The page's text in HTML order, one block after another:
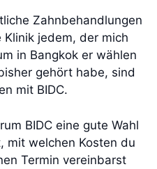
Zahnbehandlungen
Klinik jedem, der mich
in Bangkok er wählen
gehört habe, sind
mit BIDC.
BIDC eine gute Wahl
mit welchen Kosten du
Termin vereinbarst